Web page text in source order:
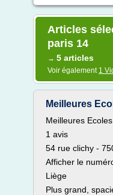
Articles
paris 14
→ 5 articles
Voir également 1
Meilleures
Meilleures
1 avis
54 rue clichy -
Afficher le
Liège
Plus grand,